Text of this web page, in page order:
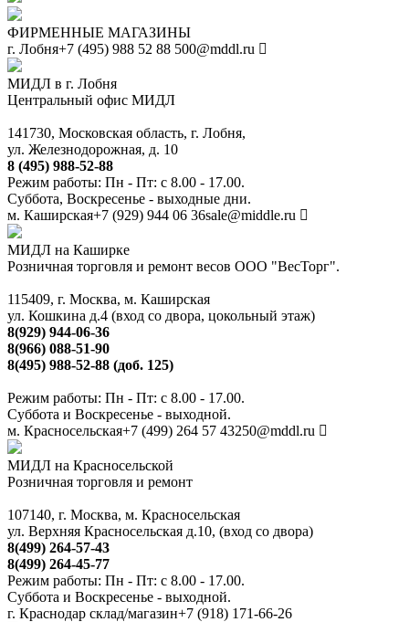
ФИРМЕННЫЕ МАГАЗИНЫ
г. Лобня+7 (495) 988 52 88 500@mddl.ru
МИДЛ в г. Лобня
Центральный офис МИДЛ
141730, Московская область, г. Лобня,
ул. Железнодорожная, д. 10
8 (495) 988-52-88
Режим работы: Пн - Пт: с 8.00 - 17.00.
Суббота, Воскресенье - выходные дни.
м. Каширская+7 (929) 944 06 36sale@middle.ru
МИДЛ на Каширке
Розничная торговля и ремонт весов ООО "ВесТорг".
115409, г. Москва, м. Каширская
ул. Кошкина д.4 (вход со двора, цокольный этаж)
8(929) 944-06-36
8(966) 088-51-90
8(495) 988-52-88 (доб. 125)
Режим работы: Пн - Пт: с 8.00 - 17.00.
Суббота и Воскресенье - выходной.
м. Красносельская+7 (499) 264 57 43250@mddl.ru
МИДЛ на Красносельской
Розничная торговля и ремонт
107140, г. Москва, м. Красносельская
ул. Верхняя Красносельская д.10, (вход со двора)
8(499) 264-57-43
8(499) 264-45-77
Режим работы: Пн - Пт: с 8.00 - 17.00.
Суббота и Воскресенье - выходной.
г. Краснодар склад/магазин+7 (918) 171-66-26